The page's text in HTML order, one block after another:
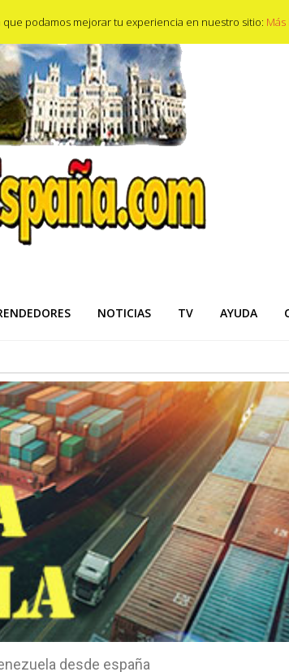
NOTICIAS TV AYUDA
desde españa
que podamos mejorar tu experiencia en nuestro sitio: